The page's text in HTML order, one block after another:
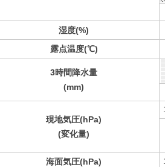
湿度(%)
露点温度(℃)
3時間降水量
(mm)
現地気圧(hPa)
(変化量)
海面気圧(hPa)